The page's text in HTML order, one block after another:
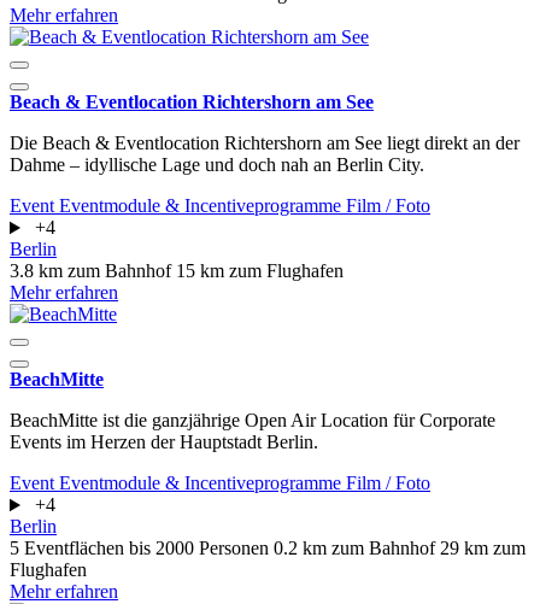
Mehr erfahren
Beach & Eventlocation Richtershorn am See
Die Beach & Eventlocation Richtershorn am See liegt direkt an der
Dahme – idyllische Lage und doch nah an Berlin City.
Event Eventmodule & Incentiveprogramme Film / Foto
+4
Berlin
3.8 km zum Bahnhof 15 km zum Flughafen
Mehr erfahren
BeachMitte
BeachMitte ist die ganzjährige Open Air Location für Corporate
Events im Herzen der Hauptstadt Berlin.
Event Eventmodule & Incentiveprogramme Film / Foto
+4
Berlin
5 Eventflächen bis 2000 Personen 0.2 km zum Bahnhof 29 km zum
Flughafen
Mehr erfahren